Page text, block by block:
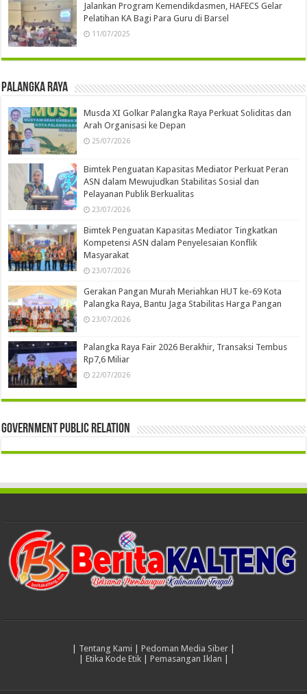
Jalankan Program Kemendikdasmen, HAFECS Gelar
Pelatihan KA Bagi Para Guru di Barsel
11/07/2025
Palangka Raya
Musda XI Golkar Palangka Raya Perkuat Soliditas dan
Arah Organisasi ke Depan
25/07/2026
Bimtek Penguatan Kapasitas Mediator Perkuat Peran
ASN dalam Mewujudkan Stabilitas Sosial dan
Pelayanan Publik Berkualitas
23/07/2026
Bimtek Penguatan Kapasitas Mediator Tingkatkan
Kompetensi ASN dalam Penyelesaian Konflik
Masyarakat
23/07/2026
Gerakan Pangan Murah Meriahkan HUT ke-69 Kota
Palangka Raya, Bantu Jaga Stabilitas Harga Pangan
23/07/2026
Palangka Raya Fair 2026 Berakhir, Transaksi Tembus
Rp7,6 Miliar
22/07/2026
Government Public Relation
| Tentang Kami | Pedoman Media Siber |
| Etika Kode Etik| Pemasangan Iklan |